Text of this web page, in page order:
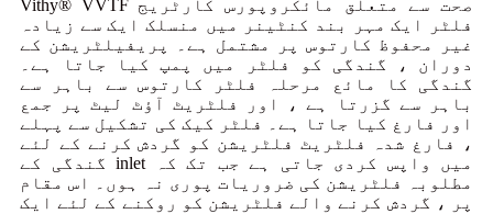
Vithy® VVTF صحت سے متعلق مائکروپورس کارٹریج
فلٹر ایک مہر بند کنٹینر میں منسلک ایک سے زیادہ
غیر محفوظ کارتوس پر مشتمل ہے۔ پریفیلٹریشن کے
دوران ، گندگی کو فلٹر میں پمپ کیا جاتا ہے۔
گندگی کا مائع مرحلہ فلٹر کارتوس سے باہر سے
باہر سے گزرتا ہے ، اور فلٹریٹ آؤٹ لیٹ پر جمع
اور فارغ کیا جاتا ہے۔ فلٹر کیک کی تشکیل سے پہلے
، فارغ شدہ فلٹریٹ فلٹریشن کو گردش کرنے کے لئے
گندگی کے inlet میں واپس کردی جاتی ہے جب تک کہ
مطلوبہ فلٹریشن کی ضروریات پوری نہ ہوں۔ اس مقام
پر ، گردش کرنے والے فلٹریشن کو روکنے کے لئے ایک